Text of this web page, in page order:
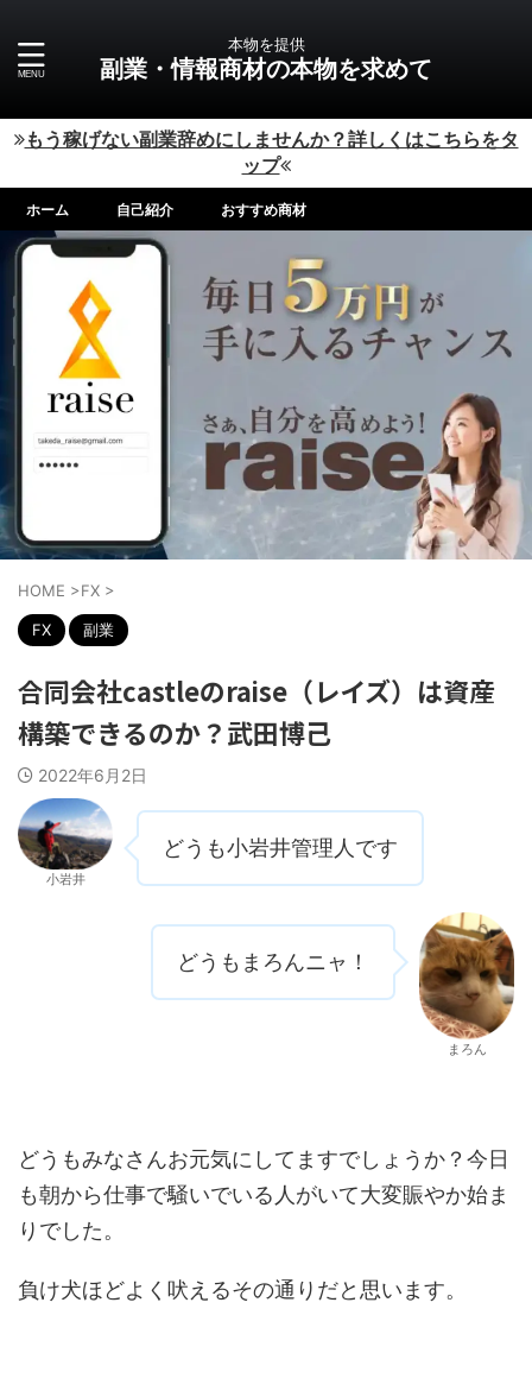
本物を提供
副業・情報商材の本物を求めて
もう稼げない副業辞めにしませんか？詳しくはこちらをタ
ップ
ホーム 自己紹介 おすすめ商材
HOME >FX >
FX 副業
合同会社castleのraise（レイズ）は資産
構築できるのか？武田博己
2022年6月2日
小岩井
どうも小岩井管理人です
どうもまろんニャ！
まろん
どうもみなさんお元気にしてますでしょうか？今日
も朝から仕事で騒いでいる人がいて大変賑やか始ま
りでした。
負け犬ほどよく吠えるその通りだと思います。